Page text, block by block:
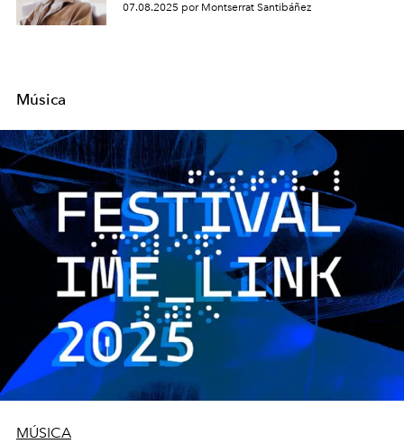
07.08.2025 por Montserrat Santibáñez
Música
MÚSICA